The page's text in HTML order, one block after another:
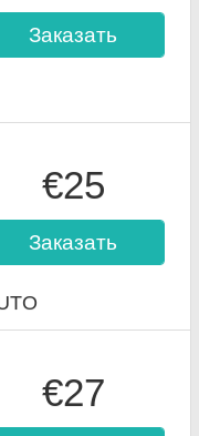
Заказать
€25
Заказать
€27